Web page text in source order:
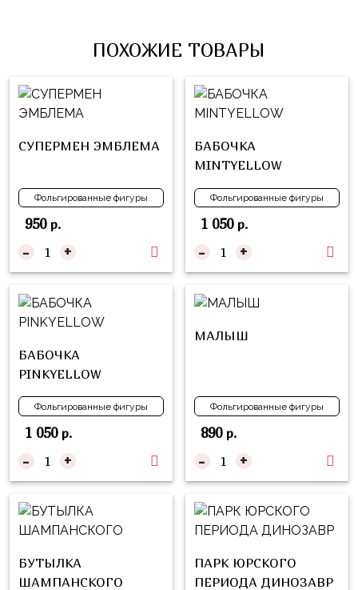
ПОХОЖИЕ ТОВАРЫ
СУПЕРМЕН ЭМБЛЕМА
Фольгированные фигуры
950р.
- +
БАБОЧКА
MINTYELLOW
Фольгированные фигуры
1 050р.
- +
БАБОЧКА
PINKYELLOW
Фольгированные фигуры
1 050р.
- +
МАЛЫШ
Фольгированные фигуры
890р.
- +
БУТЫЛКА
ШАМПАНСКОГО
ПАРК ЮРСКОГО
ПЕРИОДА ДИНОЗАВР
шары
с
композиции
из
шаров
Цифры
Шары
с
декором
Большие
шары
фигуры
сюрприз
Индивидуальная
или
Девочка
Смешарики/
Мой
Маленький
Пони
Губка
Боб
Буба
Лунтик
Черепашки-
ниндзя
Фиксики
Динозавры
Микки